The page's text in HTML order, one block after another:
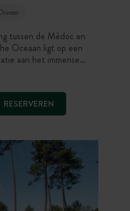
tussen de Médoc en
Oceaan ligt op een
aan het immense
volledig ingerichte
Wat er te doen is?
de Bombannes is een
RESERVEREN